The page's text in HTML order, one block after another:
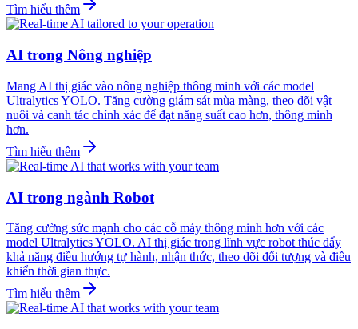
Tìm hiểu thêm
AI trong Nông nghiệp
Mang AI thị giác vào nông nghiệp thông minh với các model
Ultralytics YOLO. Tăng cường giám sát mùa màng, theo dõi vật
nuôi và canh tác chính xác để đạt năng suất cao hơn, thông minh
hơn.
Tìm hiểu thêm
AI trong ngành Robot
Tăng cường sức mạnh cho các cỗ máy thông minh hơn với các
model Ultralytics YOLO. AI thị giác trong lĩnh vực robot thúc đẩy
khả năng điều hướng tự hành, nhận thức, theo dõi đối tượng và điều
khiển thời gian thực.
Tìm hiểu thêm